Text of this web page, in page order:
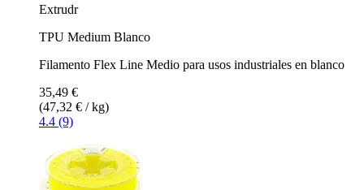
Extrudr
TPU Medium Blanco
Filamento Flex Line Medio para usos industriales en blanco
35,49 €
(47,32 € / kg)
4.4 (9)